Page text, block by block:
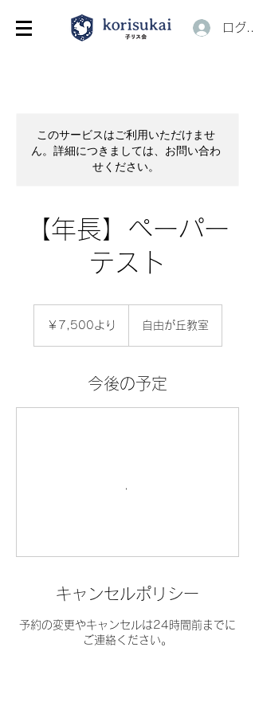
ログ
このサービスはご利用いただけませ
ん。詳細につきましては、お問い合わ
せください。
【年長】ペーパー
テスト
￥7,500より 自由が丘教室
今後の予定
キャンセルポリシー
予約の変更やキャンセルは24時間前までに
ご連絡ください。